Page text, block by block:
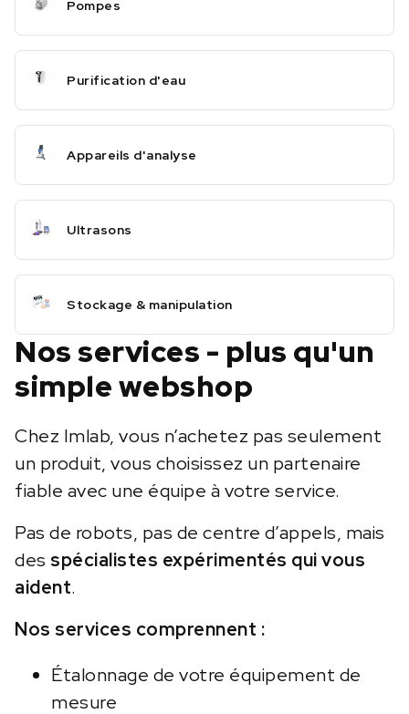
Pompes
Purification d'eau
Appareils d'analyse
Ultrasons
Stockage & manipulation
Nos services - plus qu'un
simple webshop
Chez Imlab, vous n’achetez pas seulement
un produit, vous choisissez un partenaire
fiable avec une équipe à votre service.
Pas de robots, pas de centre d’appels, mais
des spécialistes expérimentés qui vous
aident.
Nos services comprennent :
Étalonnage de votre équipement de
mesure